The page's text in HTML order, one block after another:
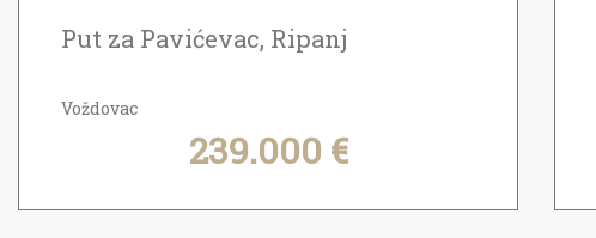
Put za Pavićevac, Ripanj
Voždovac
239.000 €